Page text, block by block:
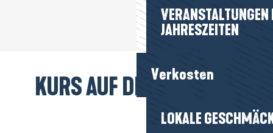
JAHRESZEITEN
Verkosten
LOKALE
KURS AUF DEN STRAND!